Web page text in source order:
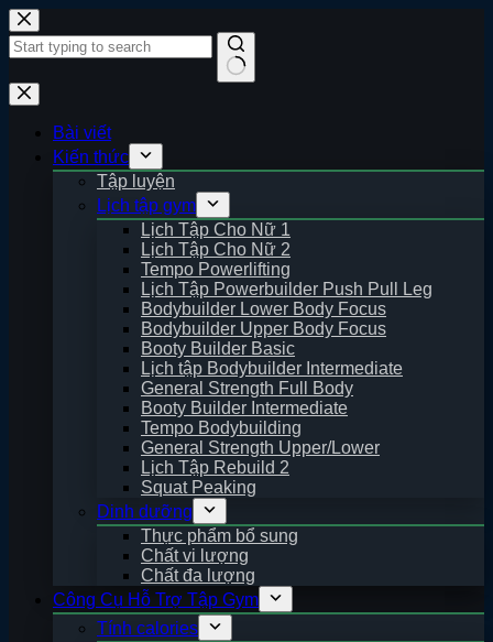
Skip
to
content
No
results
Bài viết
Kiến thức
Tập luyện
Lịch tập gym
Lịch Tập Cho Nữ 1
Lịch Tập Cho Nữ 2
Tempo Powerlifting
Lịch Tập Powerbuilder Push Pull Leg
Bodybuilder Lower Body Focus
Bodybuilder Upper Body Focus
Booty Builder Basic
Lịch tập Bodybuilder Intermediate
General Strength Full Body
Booty Builder Intermediate
Tempo Bodybuilding
General Strength Upper/Lower
Lịch Tập Rebuild 2
Squat Peaking
Dinh dưỡng
Thực phẩm bổ sung
Chất vi lượng
Chất đa lượng
Công Cụ Hỗ Trợ Tập Gym
Tính calories